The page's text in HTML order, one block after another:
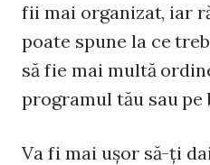
fii mai organizat, iar
poate spune la ce
să fie mai multă
programul tău sau pe
Va fi mai uşor să-ţi